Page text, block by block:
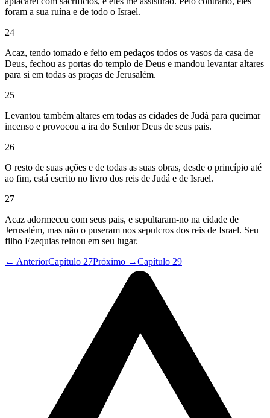
foram a sua ruína e de todo o Israel.
24
Acaz, tendo tomado e feito em pedaços todos os vasos da casa de
Deus, fechou as portas do templo de Deus e mandou levantar altares
para si em todas as praças de Jerusalém.
25
Levantou também altares em todas as cidades de Judá para queimar
incenso e provocou a ira do Senhor Deus de seus pais.
26
O resto de suas ações e de todas as suas obras, desde o princípio até
ao fim, está escrito no livro dos reis de Judá e de Israel.
27
Acaz adormeceu com seus pais, e sepultaram-no na cidade de
Jerusalém, mas não o puseram nos sepulcros dos reis de Israel. Seu
filho Ezequias reinou em seu lugar.
← AnteriorCapítulo 27Próximo →Capítulo 29